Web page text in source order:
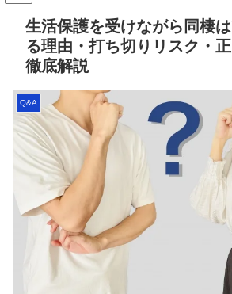
生活保護を受けながら同棲
る理由・打ち切りリスク・
徹底解説
Q&A